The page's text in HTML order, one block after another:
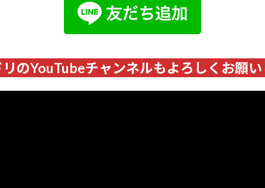
のYouTubeチャンネルもよろしくお願